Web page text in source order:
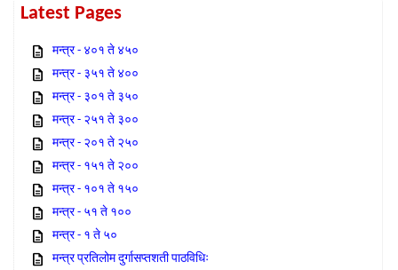
Latest Pages
मन्त्र - ४०१ ते ४५०
मन्त्र - ३५१ ते ४००
मन्त्र - ३०१ ते ३५०
मन्त्र - २५१ ते ३००
मन्त्र - २०१ ते २५०
मन्त्र - १५१ ते २००
मन्त्र - १०१ ते १५०
मन्त्र - ५१ ते १००
मन्त्र - १ ते ५०
मन्त्र प्रतिलोम दुर्गासप्तशती पाठविधिः